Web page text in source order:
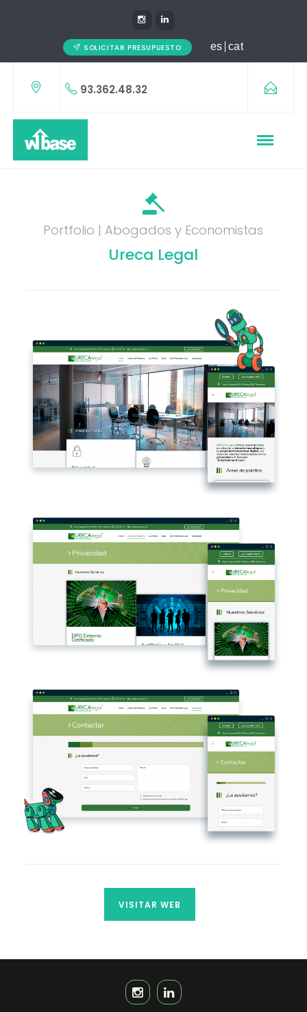
SOLICITAR PRESUPUESTO es cat
93.362.48.32
Portfolio | Abogados y Economistas
Ureca Legal
VISITAR WEB